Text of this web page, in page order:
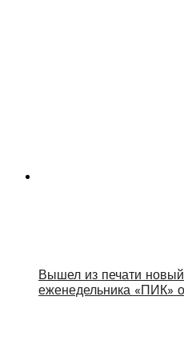
Вышел из печати
еженедельника «ПИК»